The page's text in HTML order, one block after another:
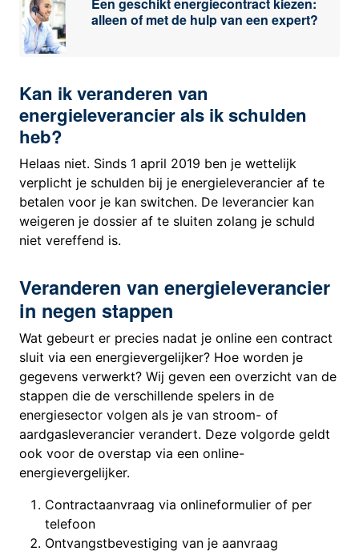
alleen of met de hulp van een expert?
Kan ik veranderen van
energieleverancier als ik schulden
heb?
Helaas niet. Sinds 1 april 2019 ben je wettelijk
verplicht je schulden bij je energieleverancier af te
betalen voor je kan switchen. De leverancier kan
weigeren je dossier af te sluiten zolang je schuld
niet vereffend is.
Veranderen van energieleverancier
in negen stappen
Wat gebeurt er precies nadat je online een contract
sluit via een energievergelijker? Hoe worden je
gegevens verwerkt? Wij geven een overzicht van de
stappen die de verschillende spelers in de
energiesector volgen als je van stroom- of
aardgasleverancier verandert. Deze volgorde geldt
ook voor de overstap via een online-
energievergelijker.
Contractaanvraag via onlineformulier of per
telefoon
Ontvangstbevestiging van je aanvraag